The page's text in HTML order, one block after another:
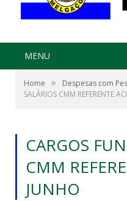
MENU
Home » Despesas com
SALÁRIOS CMM REFERENTE
CARGOS
CMM
JUNHO